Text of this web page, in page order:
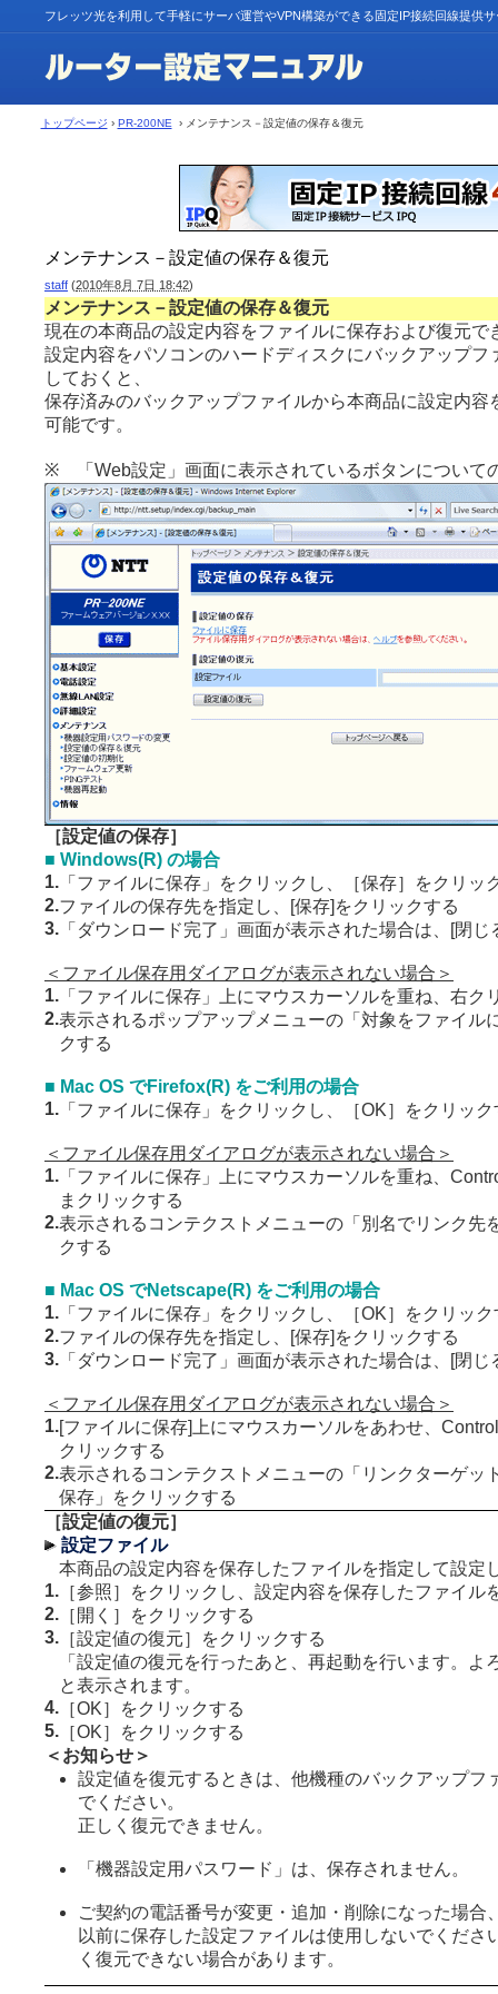
フレッツ光を利用して手軽にサーバ運営やVPN構築ができる固定IP接続回線提供
トップページ › PR-200NE › メンテナンス－設定値の保存＆復元
メンテナンス－設定値の保存＆復元
staff (2010年8月 7日 18:42)
メンテナンス－設定値の保存＆復元
現在の本商品の設定内容をファイルに保存および復元で
設定内容をパソコンのハードディスクにバックアップフ
しておくと、
保存済みのバックアップファイルから本商品に設定内容
可能です。
※ 「Web設定」画面に表示されているボタンについて
［設定値の保存］
■ Windows(R) の場合
1. 「ファイルに保存」をクリックし、［保存］をクリッ
2.ファイルの保存先を指定し、[保存]をクリックする
3. 「ダウンロード完了」画面が表示された場合は、[閉
＜ファイル保存用ダイアログが表示されない場合＞
1. 「ファイルに保存」上にマウスカーソルを重ね、右ク
2.表示されるポップアップメニューの「対象をファイル
クする
■ Mac OS でFirefox(R) をご利用の場合
1. 「ファイルに保存」をクリックし、［OK］をクリック
＜ファイル保存用ダイアログが表示されない場合＞
1. 「ファイルに保存」上にマウスカーソルを重ね、
まクリックする
2.表示されるコンテクストメニューの「別名でリンク先
クする
■ Mac OS でNetscape(R) をご利用の場合
1. 「ファイルに保存」をクリックし、［OK］をクリック
2.ファイルの保存先を指定し、[保存]をクリックする
3. 「ダウンロード完了」画面が表示された場合は、[閉
＜ファイル保存用ダイアログが表示されない場合＞
1. [ファイルに保存]上にマウスカーソルをあわせ、
クリックする
2.表示されるコンテクストメニューの「リンクターゲッ
保存」をクリックする
［設定値の復元］
設定ファイル
本商品の設定内容を保存したファイルを指定して設定
1. ［参照］をクリックし、設定内容を保存したファイル
2. ［開く］をクリックする
3. ［設定値の復元］をクリックする
「設定値の復元を行ったあと、再起動を行います。よ
と表示されます。
4. ［OK］をクリックする
5. ［OK］をクリックする
＜お知らせ＞
設定値を復元するときは、他機種のバックアップフ
でください。
正しく復元できません。
「機器設定用パスワード」は、保存されません。
ご契約の電話番号が変更・追加・削除になった場合
以前に保存した設定ファイルは使用しないでくださ
く復元できない場合があります。